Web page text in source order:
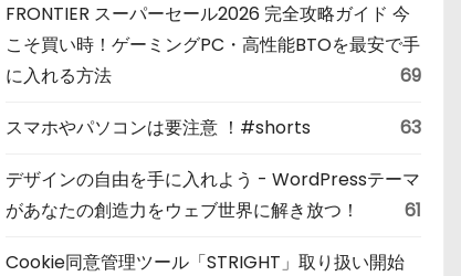
FRONTIER スーパーセール2026 完全攻略ガイド 今
こそ買い時！ゲーミングPC・高性能BTOを最安で手
に入れる方法
69
スマホやパソコンは要注意 ！#shorts 63
デザインの自由を手に入れよう - WordPressテーマ
があなたの創造力をウェブ世界に解き放つ！
61
Cookie同意管理ツール「STRIGHT」取り扱い開始